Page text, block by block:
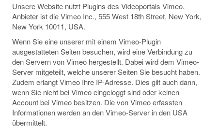
Unsere Website nutzt Plugins des Videoportals Vimeo.
Anbieter ist die Vimeo Inc., 555 West 18th Street, New York,
New York 10011, USA.
Wenn Sie eine unserer mit einem Vimeo-Plugin
ausgestatteten Seiten besuchen, wird eine Verbindung zu
den Servern von Vimeo hergestellt. Dabei wird dem Vimeo-
Server mitgeteilt, welche unserer Seiten Sie besucht haben.
Zudem erlangt Vimeo Ihre IP-Adresse. Dies gilt auch dann,
wenn Sie nicht bei Vimeo eingeloggt sind oder keinen
Account bei Vimeo besitzen. Die von Vimeo erfassten
Informationen werden an den Vimeo-Server in den USA
übermittelt.